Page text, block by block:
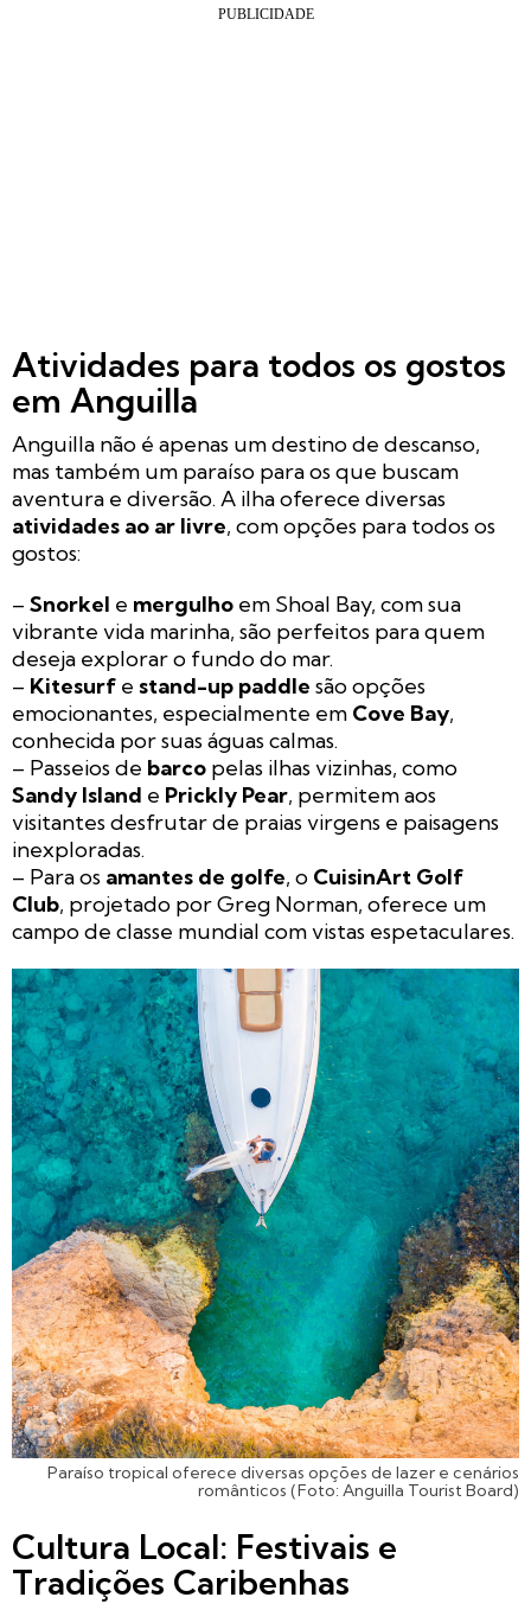
Atividades para todos os gostos
em Anguilla
Anguilla não é apenas um destino de descanso,
mas também um paraíso para os que buscam
aventura e diversão. A ilha oferece diversas
atividades ao ar livre, com opções para todos os
gostos:
– Snorkel e mergulho em Shoal Bay, com sua
vibrante vida marinha, são perfeitos para quem
deseja explorar o fundo do mar.
– Kitesurf e stand-up paddle são opções
emocionantes, especialmente em Cove Bay,
conhecida por suas águas calmas.
– Passeios de barco pelas ilhas vizinhas, como
Sandy Island e Prickly Pear, permitem aos
visitantes desfrutar de praias virgens e paisagens
inexploradas.
– Para os amantes de golfe, o CuisinArt Golf
Club, projetado por Greg Norman, oferece um
campo de classe mundial com vistas espetaculares.
Paraíso tropical oferece diversas opções de lazer e cenários
românticos (Foto: Anguilla Tourist Board)
Cultura Local: Festivais e
Tradições Caribenhas